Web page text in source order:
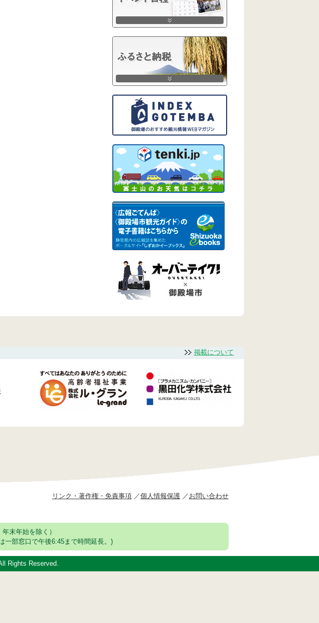
掲載について
リンク・著作権・免責事項 個人情報保護 お問い合わせ
末年始を除く）
一部窓口で午後6:45まで時間延長。)
Rights Reserved.